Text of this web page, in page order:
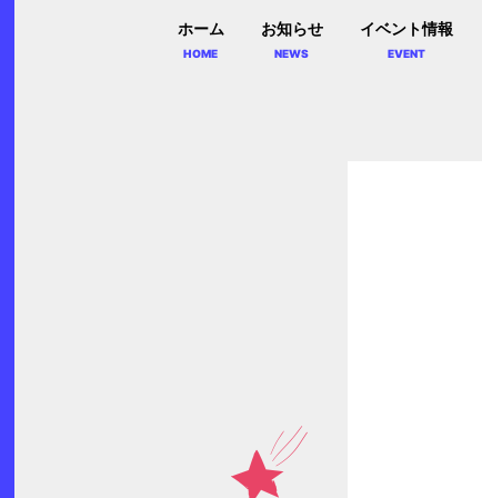
ホーム
HOME
お知らせ
NEWS
イベント情報
EVENT